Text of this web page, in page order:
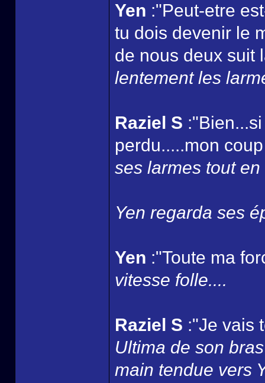
Yen :"Peut-etre
tu dois devenir le
de nous deux suit
lentement les
Raziel S
perdu.....mon
ses larmes tout
Yen regarda ses
Yen :"Toute ma
vitesse folle....
Raziel S :"Je vais
Ultima de son
main tendue vers